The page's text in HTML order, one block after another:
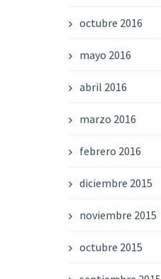
octubre 2016
mayo 2016
abril 2016
marzo 2016
febrero 2016
diciembre 2015
noviembre 2015
octubre 2015